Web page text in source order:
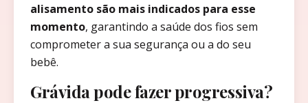
alisamento são mais indicados para esse
momento, garantindo a saúde dos fios sem
comprometer a sua segurança ou a do seu
bebê.
Grávida pode fazer progressiva?